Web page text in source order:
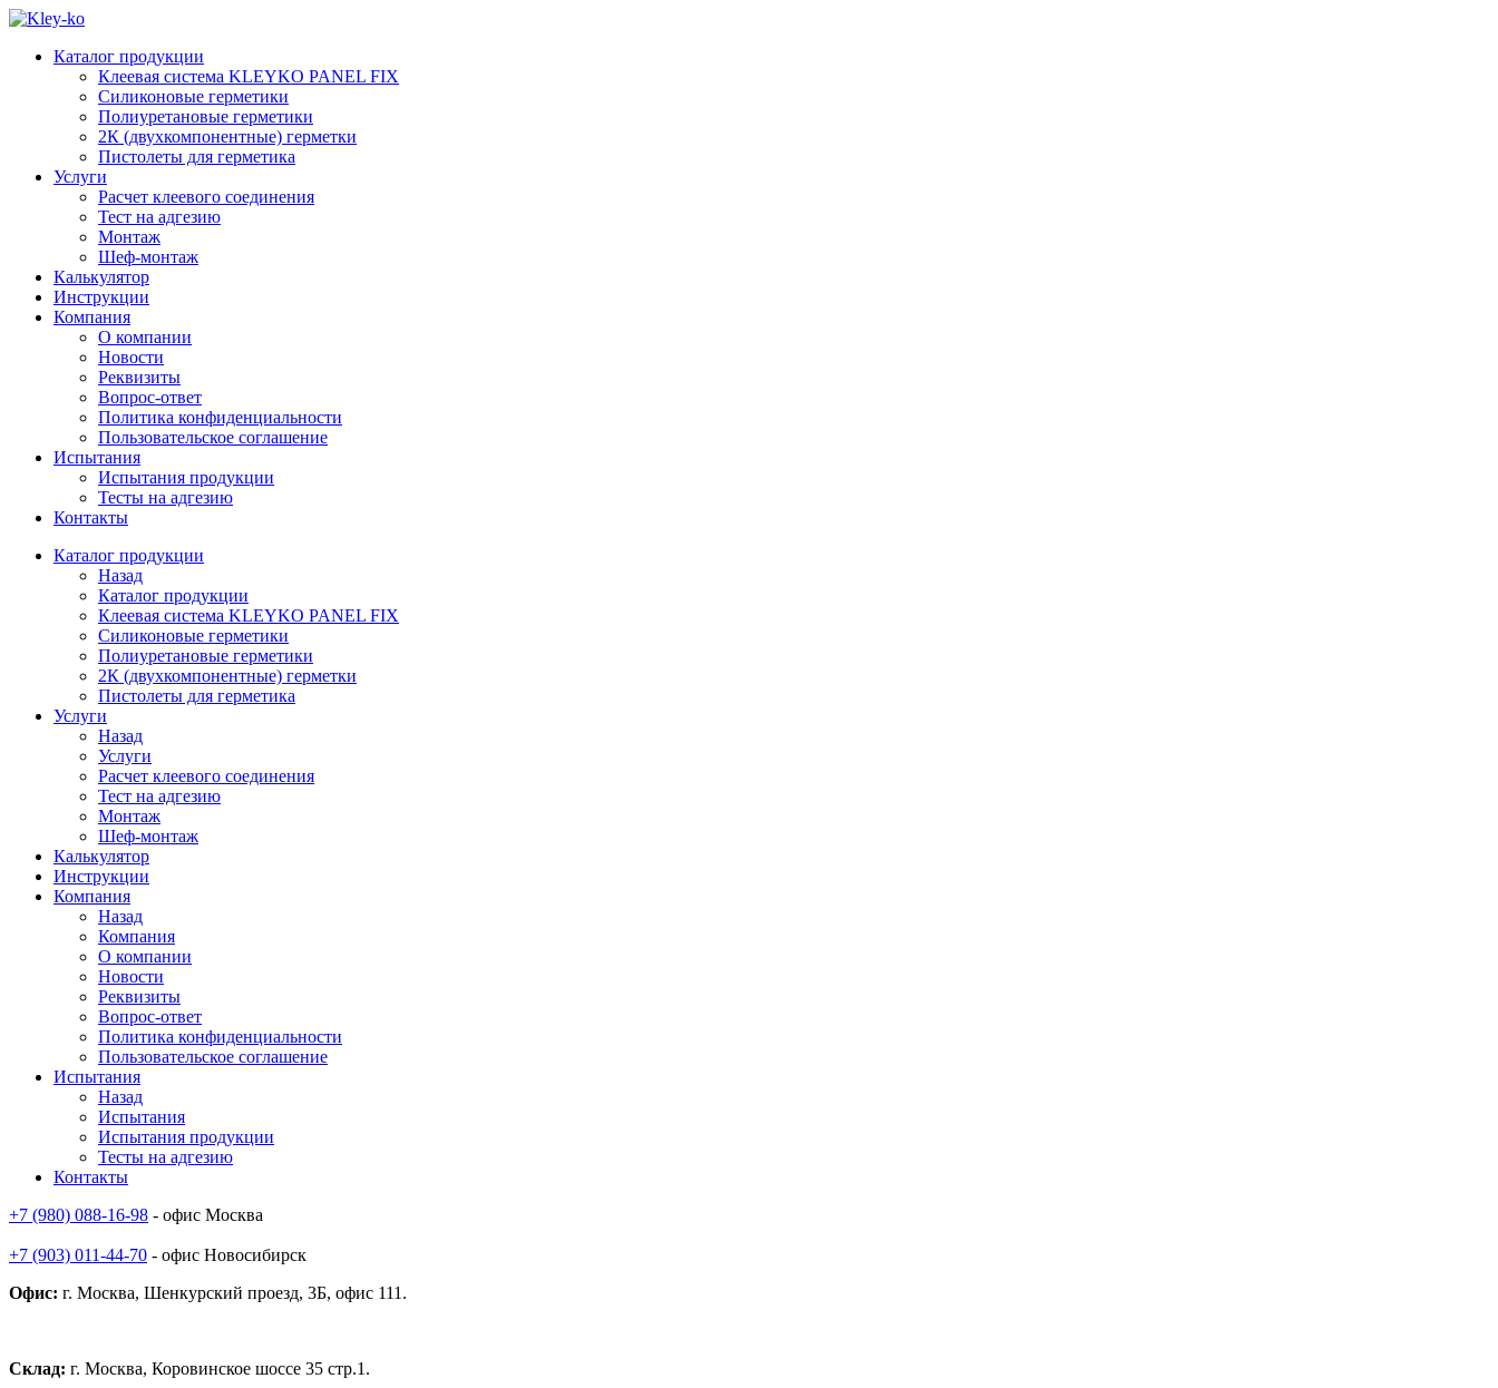
Каталог продукции
Клеевая система KLEYKO PANEL FIX
Силиконовые герметики
Полиуретановые герметики
2К (двухкомпонентные) герметки
Пистолеты для герметика
Услуги
Расчет клеевого соединения
Тест на адгезию
Монтаж
Шеф-монтаж
Калькулятор
Инструкции
Компания
О компании
Новости
Реквизиты
Вопрос-ответ
Политика конфиденциальности
Пользовательское соглашение
Испытания
Испытания продукции
Тесты на адгезию
Контакты
Каталог продукции
Назад
Каталог продукции
Клеевая система KLEYKO PANEL FIX
Силиконовые герметики
Полиуретановые герметики
2К (двухкомпонентные) герметки
Пистолеты для герметика
Услуги
Назад
Услуги
Расчет клеевого соединения
Тест на адгезию
Монтаж
Шеф-монтаж
Калькулятор
Инструкции
Компания
Назад
Компания
О компании
Новости
Реквизиты
Вопрос-ответ
Политика конфиденциальности
Пользовательское соглашение
Испытания
Назад
Испытания
Испытания продукции
Тесты на адгезию
Контакты
+7 (980) 088-16-98 - офис Москва
+7 (903) 011-44-70 - офис Новосибирск
Офис: г. Москва, Шенкурский проезд, 3Б, офис 111.
Склад: г. Москва, Коровинское шоссе 35 стр.1.